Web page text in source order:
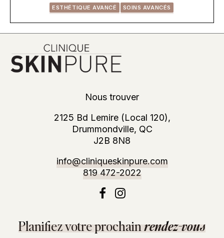
ESTHÉTIQUE AVANCÉ SOINS AVANCÉS
Nous trouver
2125 Bd Lemire (Local 120),
Drummondville, QC
J2B 8N8
info@cliniqueskinpure.com
819 472-2022
Planifiez votre prochainrendez-vous